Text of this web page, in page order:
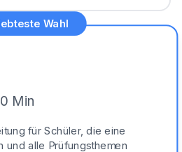
Wahl
Min
für Schüler, die eine
und alle Prüfungsthemen